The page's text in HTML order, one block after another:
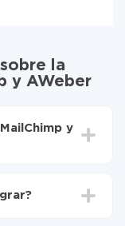
la
y AWeber
y
a AWeber